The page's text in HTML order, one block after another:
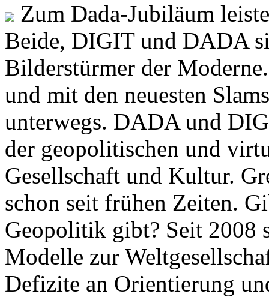
Zum Dada-Jubiläum
Beide, DIGIT und DADA
Bilderstürmer der
und mit den neuesten
unterwegs. DADA und
der geopolitischen und
Gesellschaft und Kultur.
schon seit frühen Zeiten.
Geopolitik gibt? Seit 2008
Modelle zur
Defizite an Orientierung